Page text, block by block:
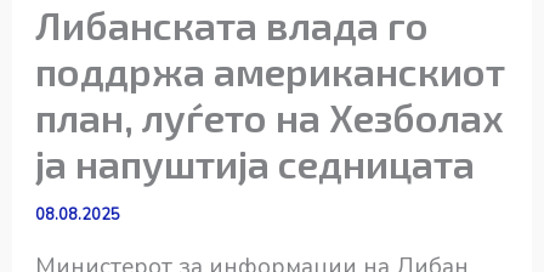
Либанската влада го
поддржа американскиот
план, луѓето на Хезболах
ја напуштија седницата
08.08.2025